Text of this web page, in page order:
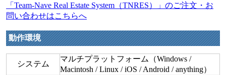
「Team-Nave Real Estate System（TNRES）」のご注文・お
問い合わせはこちらへ
動作環境
システム
マルチプラットフォーム（Windows /
Macintosh / Linux / iOS / Android / anything）